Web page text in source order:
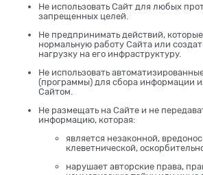
Не использовать Сайт для любых
запрещенных целей.
Не предпринимать действий,
нормальную работу Сайта или
нагрузку на его инфраструктуру.
Не использовать
(программы) для сбора информации
Сайтом.
Не размещать на Сайте и не
информацию, которая:
является незаконной,
клеветнической,
нарушает авторские права,